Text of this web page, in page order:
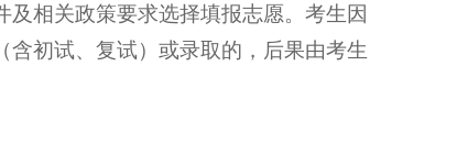
相关政策要求选择填报志愿。考生因
初试、复试）或录取的，后果由考生